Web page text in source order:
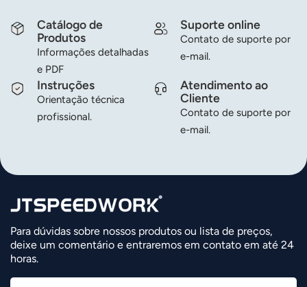
Catálogo de
Produtos
Informações detalhadas
e PDF
Suporte online
Contato de suporte por
e-mail.
Instruções
Orientação técnica
profissional.
Atendimento ao
Cliente
Contato de suporte por
e-mail.
Para dúvidas sobre nossos produtos ou lista de preços,
deixe um comentário e entraremos em contato em até 24
horas.